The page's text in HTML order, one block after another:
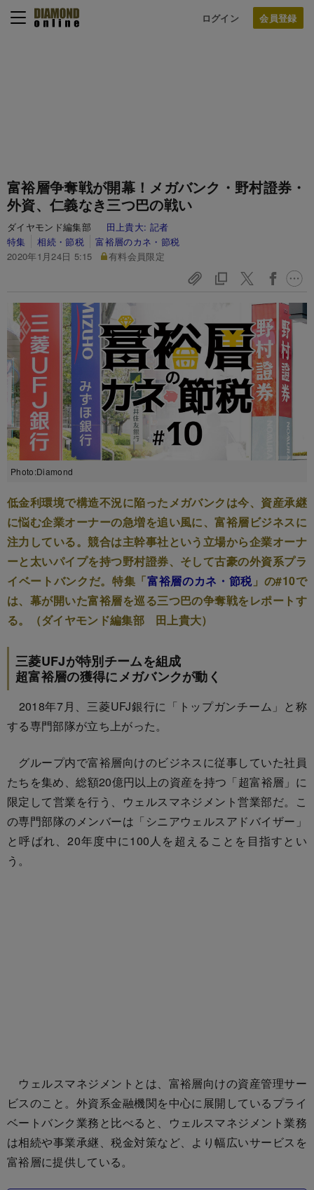
ログイン
富裕層争奪戦が開幕！メガバンク・野村證券・
外資、仁義なき三つ巴の戦い
ダイヤモンド編集部 田上貴大: 記者
特集
相続・節税
富裕層のカネ・節税
2020年1月24日 5:15
有料会員限定
Photo:Diamond
低金利環境で構造不況に陥ったメガバンクは今、資産承継
に悩む企業オーナーの急増を追い風に、富裕層ビジネスに
注力している。競合は主幹事社という立場から企業オーナ
ーと太いパイプを持つ野村證券、そして古豪の外資系プラ
イベートバンクだ。特集「富裕層のカネ・節税 」の#10で
は、幕が開いた富裕層を巡る三つ巴の争奪戦をレポートす
る。（ダイヤモンド編集部 田上貴大）
三菱UFJが特別チームを組成
超富裕層の獲得にメガバンクが動く
2018年7月、三菱UFJ銀行に「トップガンチーム」と称
する専門部隊が立ち上がった。
グループ内で富裕層向けのビジネスに従事していた社員
たちを集め、総額20億円以上の資産を持つ「超富裕層」に
限定して営業を行う、ウェルスマネジメント営業部だ。こ
の専門部隊のメンバーは「シニアウェルスアドバイザー」
と呼ばれ、20年度中に100人を超えることを目指すとい
う。
ウェルスマネジメントとは、富裕層向けの資産管理サー
ビスのこと。外資系金融機関を中心に展開しているプライ
ベートバンク業務と比べると、ウェルスマネジメント業務
は相続や事業承継、税金対策など、より幅広いサービスを
富裕層に提供している。